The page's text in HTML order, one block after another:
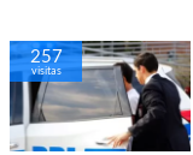
257
visitas